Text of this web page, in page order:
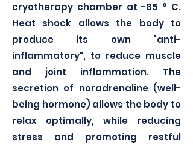
cryotherapy chamber at -85 ° C.
Heat shock allows the body to
produce its own "anti-
inflammatory", to reduce muscle
and joint inflammation. The
secretion of noradrenaline (well-
being hormone) allows the body to
relax optimally, while reducing
stress and promoting restful